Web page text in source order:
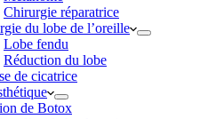
Chirurgie réparatrice
du lobe de l’oreille
Lobe fendu
Réduction du lobe
de cicatrice
de Botox